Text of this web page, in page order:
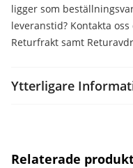
ligger som
leveranstid? Kontakta
Returfrakt samt
Ytterligare
Relaterade